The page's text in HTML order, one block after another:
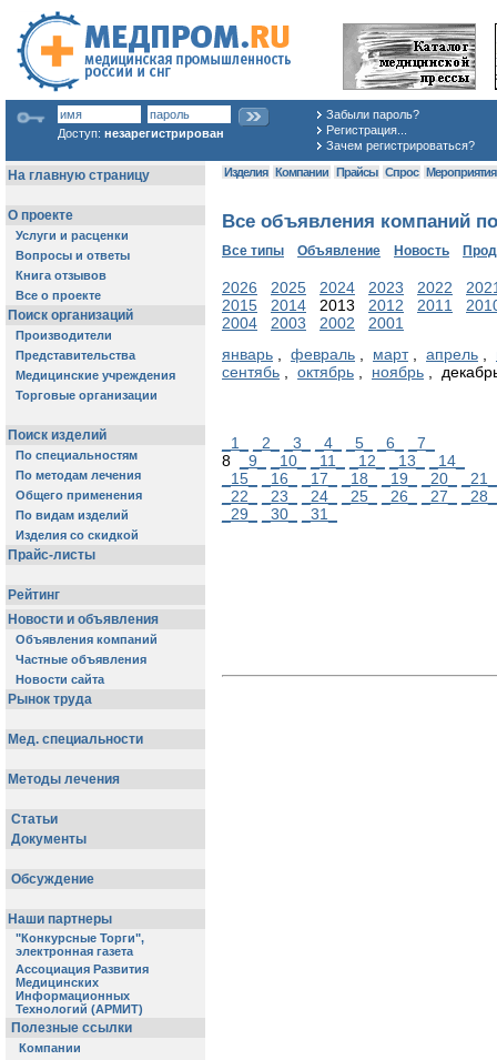
Доступ: незарегистрирован
Забыли пароль?
Регистрация...
Зачем регистрироваться?
Изделия Компании Прайсы Спрос Мероприятия
Все объявления компаний
Все типы Объявление Новость
2026 2025 2024 2023 2022
2015
2014 2013 2012 2011
2004
2003 2002
2001
январь , февраль , март, апрель ,
сентябь , октябрь , ноябрь ,
_1_ _2_ _3_ _4_ _5_ _6_
_7_
8
_9_ _10_ _11_ _12_ _13_
_14_
_15_
_16_ _17_ _18_ _19_ _20_
_21_
_22_
_23_ _24_ _25_ _26_ _27_
_28_
_29_
_30_ _31_